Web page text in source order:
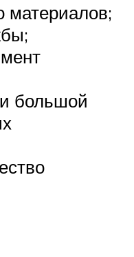
материалов;
большой